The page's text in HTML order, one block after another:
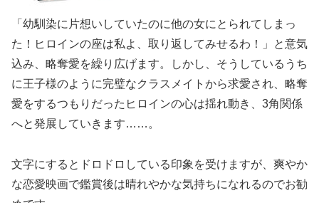
「幼馴染に片想いしていたのに他の女にとられてしまっ
た！ヒロインの座は私よ、取り返してみせるわ！」と意気
込み、略奪愛を繰り広げます。しかし、そうしているうち
に王子様のように完璧なクラスメイトから求愛され、略奪
愛をするつもりだったヒロインの心は揺れ動き、3角関係
へと発展していきます……。
文字にするとドロドロしている印象を受けますが、爽やか
な恋愛映画で鑑賞後は晴れやかな気持ちになれるのでお勧